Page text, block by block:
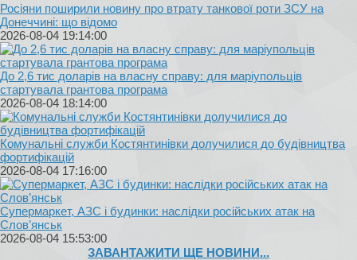
Росіяни поширили новину про втрату танкової роти ЗСУ на
Донеччині: що відомо
2026-08-04 19:14:00
До 2,6 тис доларів на власну справу: для маріупольців
стартувала грантова програма
2026-08-04 18:14:00
Комунальні служби Костянтинівки долучилися до будівництва
фортифікацій
2026-08-04 17:16:00
Супермаркет, АЗС і будинки: наслідки російських атак на
Слов’янськ
2026-08-04 15:53:00
ЗАВАНТАЖИТИ ЩЕ НОВИНИ...